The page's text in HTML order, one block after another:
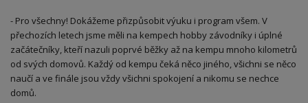
- Pro všechny! Dokážeme přizpůsobit výuku i program všem. V
přechozích letech jsme měli na kempech hobby závodníky i úplné
začátečníky, kteří nazuli poprvé běžky až na kempu mnoho kilometrů
od svých domovů. Každý od kempu čeká něco jiného, všichni se něco
naučí a ve finále jsou vždy všichni spokojení a nikomu se nechce
domů.